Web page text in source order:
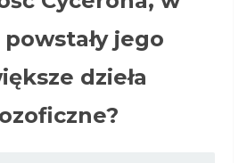
jego
dzieła